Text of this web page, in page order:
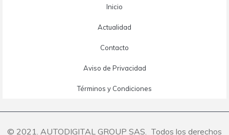
Inicio
Actualidad
Contacto
Aviso de Privacidad
Términos y Condiciones
© 2021. AUTODIGITAL GROUP SAS. Todos los derechos